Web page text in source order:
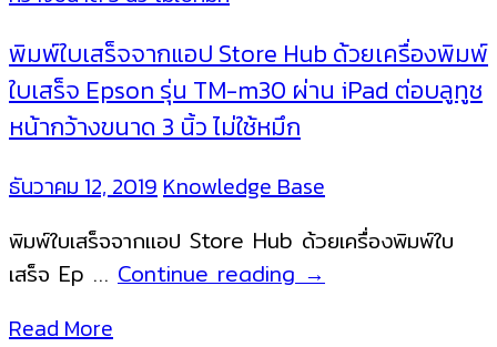
พิมพ์ใบเสร็จจากแอป Store Hub ด้วยเครื่องพิมพ์
ใบเสร็จ Epson รุ่น TM-m30 ผ่าน iPad ต่อบลูทูช
หน้ากว้างขนาด 3 นิ้ว ไม่ใช้หมึก
ธันวาคม 12, 2019Knowledge Base
พิมพ์ใบเสร็จจากแอป Store Hub ด้วยเครื่องพิมพ์ใบ
เสร็จ Ep … Continue readingพิมพ์
→
Read More